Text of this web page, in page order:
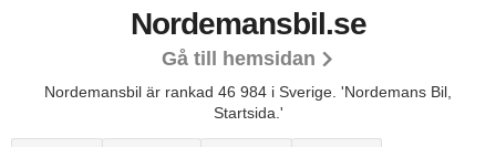
Nordemansbil.se
Gå till hemsidan
Nordemansbil är rankad 46 984 i Sverige. 'Nordemans Bil,
Startsida.'